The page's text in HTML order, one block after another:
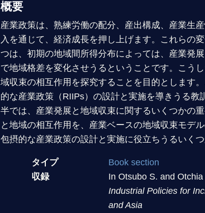
概要
産業政策は、熟練労働の配分、産出構成、産業生
入を通じて、経済成長を押し上げます。これらの
つは、初期の地域間所得分布によっては、産業発
で地域格差を変化させうるということです。こう
域収束の相互作用を探究することを目的とします
的な産業政策（RIIPs）の設計と実施を導きうる
半では、産業発展と地域収束に関するいくつかの
と地域の相互作用を、産業ベースの地域収束モデ
包摂的な産業政策の設計と実施に役立ちうるいく
タイプ
Book section
収録
In Otsubo S. and
Industrial Policies for
and Asia